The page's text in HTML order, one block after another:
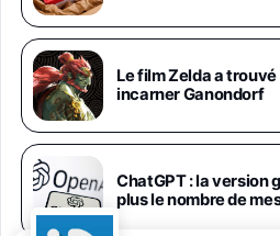
Galaxy S26 Ultra 256
892€1199€Fnac (Vendeur
Philips SHK2000BL -
Répartiteur Audio 5
24,94€29,96€Fnac
Le film Zelda a
incarner Ganondorf
ChatGPT : la version
plus le nombre de